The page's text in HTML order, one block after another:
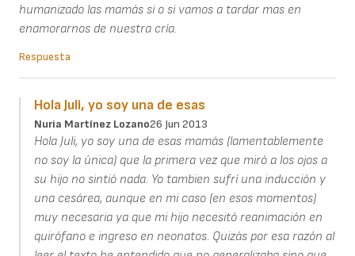
humanizado las mamás si o si vamos a tardar mas en
enamorarnos de nuestra cría.
Respuesta
Hola Juli, yo soy una de esas
Nuria Martínez Lozano26 Jun 2013
Hola Juli, yo soy una de esas mamás (lamentablemente
no soy la única) que la primera vez que miró a los ojos a
su hijo no sintió nada. Yo tambien sufrí una inducción y
una cesárea, aunque en mi caso (en esos momentos)
muy necesaria ya que mi hijo necesitó reanimación en
quirófano e ingreso en neonatos. Quizás por esa razón al